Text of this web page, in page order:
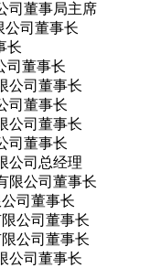
司董事局主席
司董事长
长
董事长
公司董事长
司董事长
公司董事长
司董事长
公司总经理
限公司董事长
司董事长
公司董事长
公司董事长
公司董事长